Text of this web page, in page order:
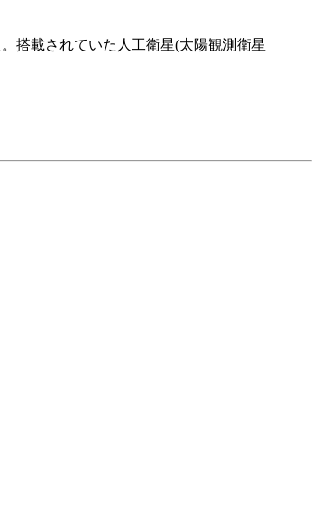
搭載されていた人工衛星(太陽観測衛星